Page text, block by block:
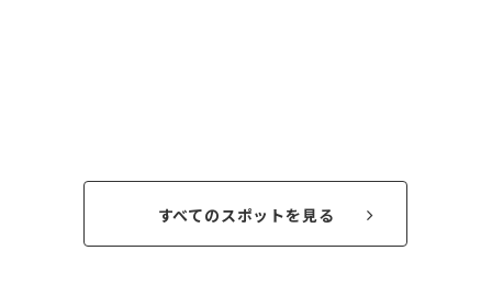
すべてのスポットを見る